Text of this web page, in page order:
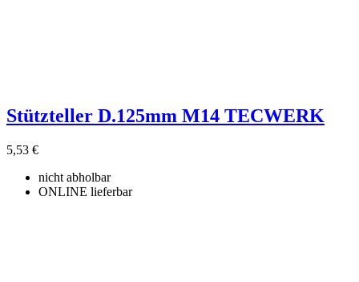
Stützteller D.125mm M14 TECWERK
5,53 €
nicht abholbar
ONLINE lieferbar